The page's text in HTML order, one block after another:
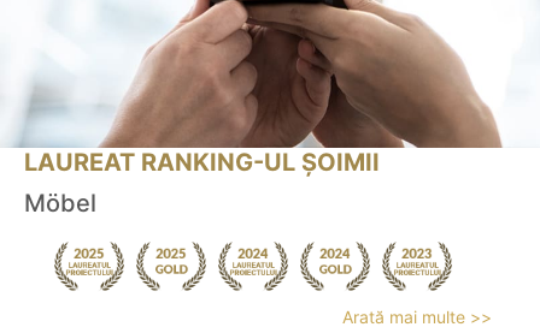
LAUREAT RANKING-UL ȘOIMII
Möbel
Arată mai multe >>